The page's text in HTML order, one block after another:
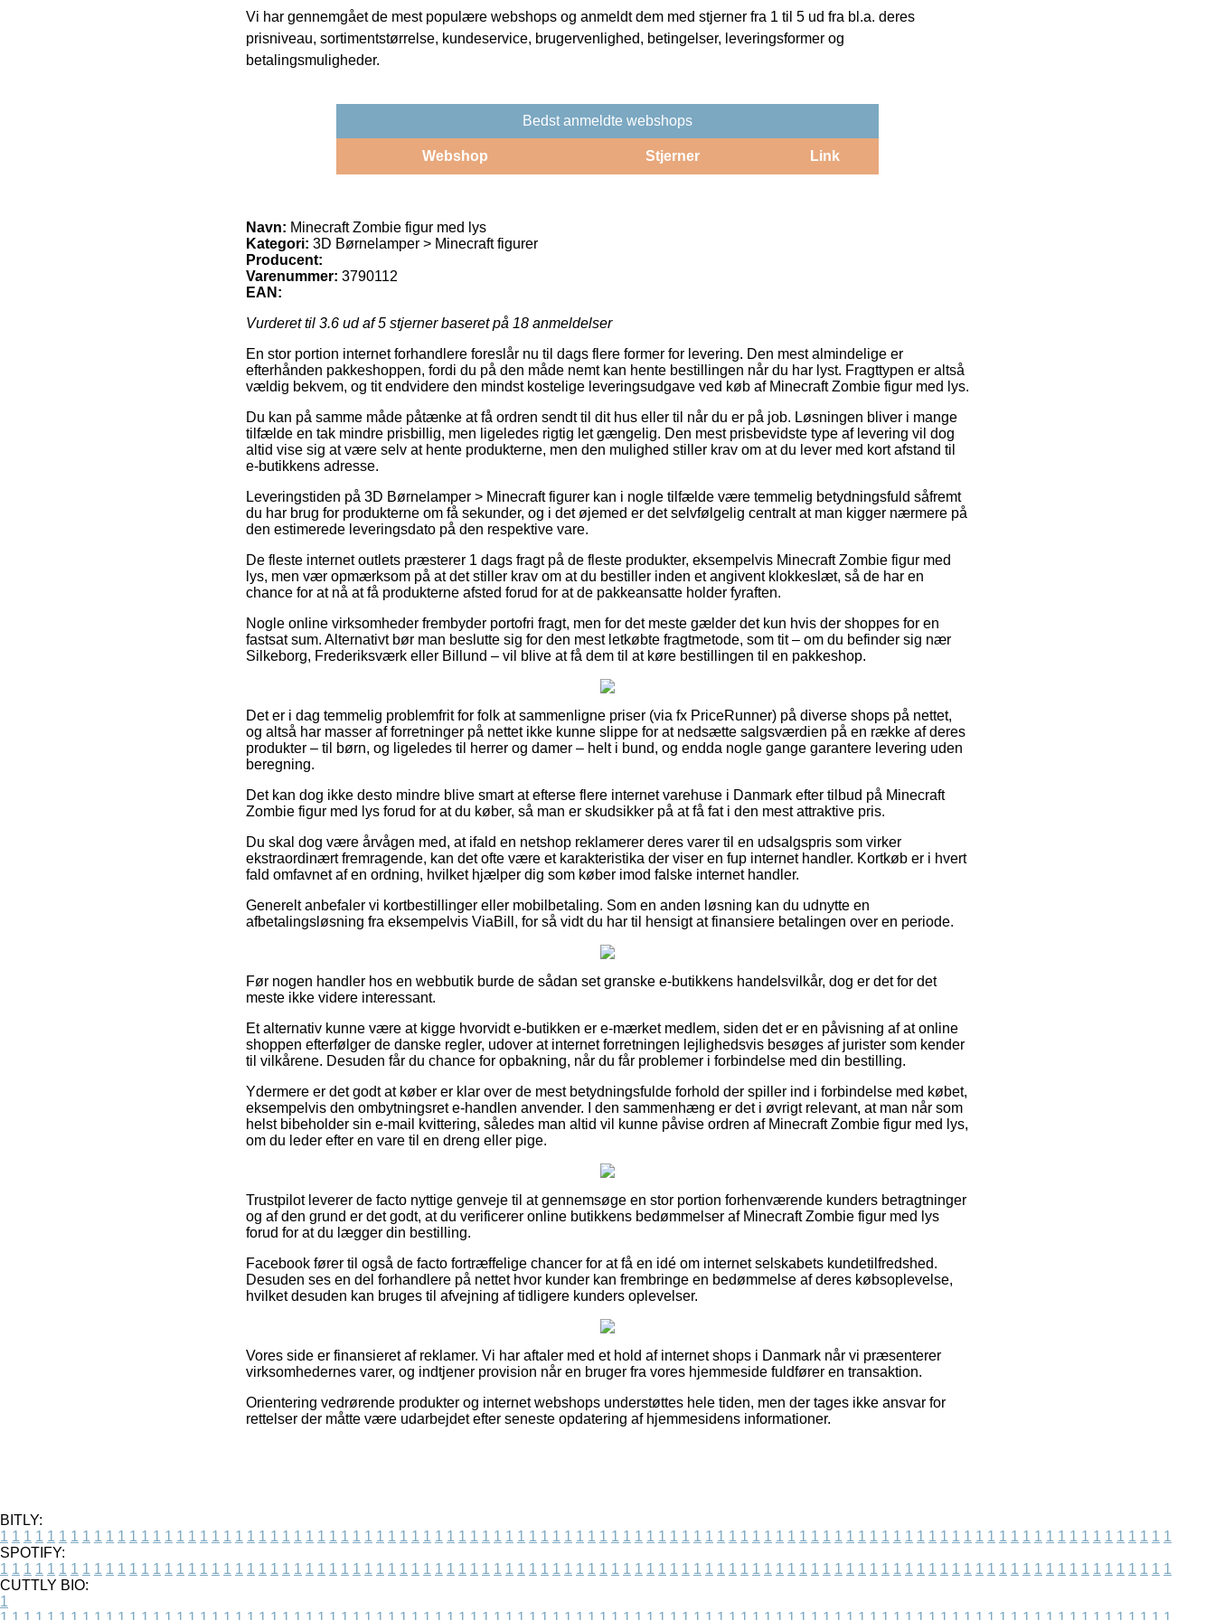
Vi har gennemgået de mest populære webshops og anmeldt dem med stjerner fra 1 til 5 ud fra bl.a. deres
prisniveau, sortimentstørrelse, kundeservice, brugervenlighed, betingelser, leveringsformer og
betalingsmuligheder.
Bedst anmeldte webshops
Webshop Stjerner Link
Navn: Minecraft Zombie figur med lys
Kategori: 3D Børnelamper > Minecraft figurer
Producent:
Varenummer: 3790112
EAN:
Vurderet til 3.6 ud af 5 stjerner baseret på 18 anmeldelser
En stor portion internet forhandlere foreslår nu til dags flere former for levering. Den mest almindelige er
efterhånden pakkeshoppen, fordi du på den måde nemt kan hente bestillingen når du har lyst. Fragttypen er altså
vældig bekvem, og tit endvidere den mindst kostelige leveringsudgave ved køb af Minecraft Zombie figur med lys.
Du kan på samme måde påtænke at få ordren sendt til dit hus eller til når du er på job. Løsningen bliver i mange
tilfælde en tak mindre prisbillig, men ligeledes rigtig let gængelig. Den mest prisbevidste type af levering vil dog
altid vise sig at være selv at hente produkterne, men den mulighed stiller krav om at du lever med kort afstand til
e-butikkens adresse.
Leveringstiden på 3D Børnelamper > Minecraft figurer kan i nogle tilfælde være temmelig betydningsfuld såfremt
du har brug for produkterne om få sekunder, og i det øjemed er det selvfølgelig centralt at man kigger nærmere på
den estimerede leveringsdato på den respektive vare.
De fleste internet outlets præsterer 1 dags fragt på de fleste produkter, eksempelvis Minecraft Zombie figur med
lys, men vær opmærksom på at det stiller krav om at du bestiller inden et angivent klokkeslæt, så de har en
chance for at nå at få produkterne afsted forud for at de pakkeansatte holder fyraften.
Nogle online virksomheder frembyder portofri fragt, men for det meste gælder det kun hvis der shoppes for en
fastsat sum. Alternativt bør man beslutte sig for den mest letkøbte fragtmetode, som tit – om du befinder sig nær
Silkeborg, Frederiksværk eller Billund – vil blive at få dem til at køre bestillingen til en pakkeshop.
Det er i dag temmelig problemfrit for folk at sammenligne priser (via fx PriceRunner) på diverse shops på nettet,
og altså har masser af forretninger på nettet ikke kunne slippe for at nedsætte salgsværdien på en række af deres
produkter – til børn, og ligeledes til herrer og damer – helt i bund, og endda nogle gange garantere levering uden
beregning.
Det kan dog ikke desto mindre blive smart at efterse flere internet varehuse i Danmark efter tilbud på Minecraft
Zombie figur med lys forud for at du køber, så man er skudsikker på at få fat i den mest attraktive pris.
Du skal dog være årvågen med, at ifald en netshop reklamerer deres varer til en udsalgspris som virker
ekstraordinært fremragende, kan det ofte være et karakteristika der viser en fup internet handler. Kortkøb er i hvert
fald omfavnet af en ordning, hvilket hjælper dig som køber imod falske internet handler.
Generelt anbefaler vi kortbestillinger eller mobilbetaling. Som en anden løsning kan du udnytte en
afbetalingsløsning fra eksempelvis ViaBill, for så vidt du har til hensigt at finansiere betalingen over en periode.
Før nogen handler hos en webbutik burde de sådan set granske e-butikkens handelsvilkår, dog er det for det
meste ikke videre interessant.
Et alternativ kunne være at kigge hvorvidt e-butikken er e-mærket medlem, siden det er en påvisning af at online
shoppen efterfølger de danske regler, udover at internet forretningen lejlighedsvis besøges af jurister som kender
til vilkårene. Desuden får du chance for opbakning, når du får problemer i forbindelse med din bestilling.
Ydermere er det godt at køber er klar over de mest betydningsfulde forhold der spiller ind i forbindelse med købet,
eksempelvis den ombytningsret e-handlen anvender. I den sammenhæng er det i øvrigt relevant, at man når som
helst bibeholder sin e-mail kvittering, således man altid vil kunne påvise ordren af Minecraft Zombie figur med lys,
om du leder efter en vare til en dreng eller pige.
Trustpilot leverer de facto nyttige genveje til at gennemsøge en stor portion forhenværende kunders betragtninger
og af den grund er det godt, at du verificerer online butikkens bedømmelser af Minecraft Zombie figur med lys
forud for at du lægger din bestilling.
Facebook fører til også de facto fortræffelige chancer for at få en idé om internet selskabets kundetilfredshed.
Desuden ses en del forhandlere på nettet hvor kunder kan frembringe en bedømmelse af deres købsoplevelse,
hvilket desuden kan bruges til afvejning af tidligere kunders oplevelser.
Vores side er finansieret af reklamer. Vi har aftaler med et hold af internet shops i Danmark når vi præsenterer
virksomhedernes varer, og indtjener provision når en bruger fra vores hjemmeside fuldfører en transaktion.
Orientering vedrørende produkter og internet webshops understøttes hele tiden, men der tages ikke ansvar for
rettelser der måtte være udarbejdet efter seneste opdatering af hjemmesidens informationer.
BITLY:
1 1 1 1 1 1 1 1 1 1 1 1 1 1 1 1 1 1 1 1 1 1 1 1 1 1 1 1 1 1 1 1 1 1 1 1 1 1 1 1 1 1 1 1 1 1 1 1 1 1 1 1 1 1 1 1 1 1 1 1 1 1 1 1 1 1 1 1 1 1 1 1 1 1 1 1 1 1 1 1 1 1 1 1 1 1 1 1 1 1 1 1 1 1 1 1 1 1 1 1
SPOTIFY:
1 1 1 1 1 1 1 1 1 1 1 1 1 1 1 1 1 1 1 1 1 1 1 1 1 1 1 1 1 1 1 1 1 1 1 1 1 1 1 1 1 1 1 1 1 1 1 1 1 1 1 1 1 1 1 1 1 1 1 1 1 1 1 1 1 1 1 1 1 1 1 1 1 1 1 1 1 1 1 1 1 1 1 1 1 1 1 1 1 1 1 1 1 1 1 1 1 1 1 1
CUTTLY BIO:
1